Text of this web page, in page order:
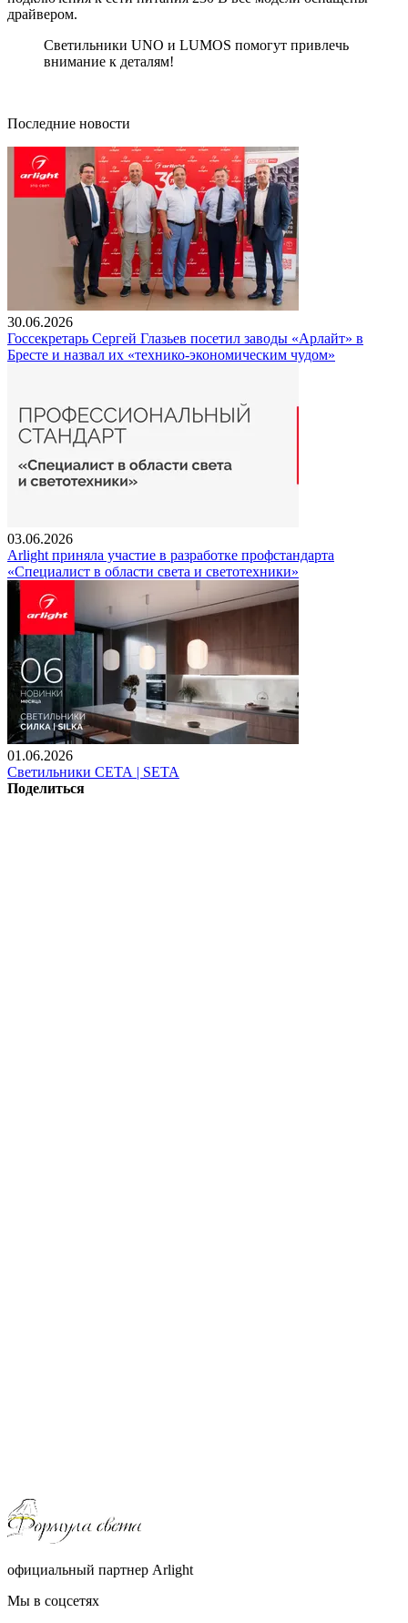
драйвером.
Светильники UNO и LUMOS помогут привлечь
внимание к деталям!
Последние новости
30.06.2026
Госсекретарь Сергей Глазьев посетил заводы «Арлайт» в
Бресте и назвал их «технико-экономическим чудом»
03.06.2026
Arlight приняла участие в разработке профстандарта
«Специалист в области света и светотехники»
01.06.2026
Светильники СЕТА | SETA
Поделиться
официальный партнер Arlight
Мы в соцсетях